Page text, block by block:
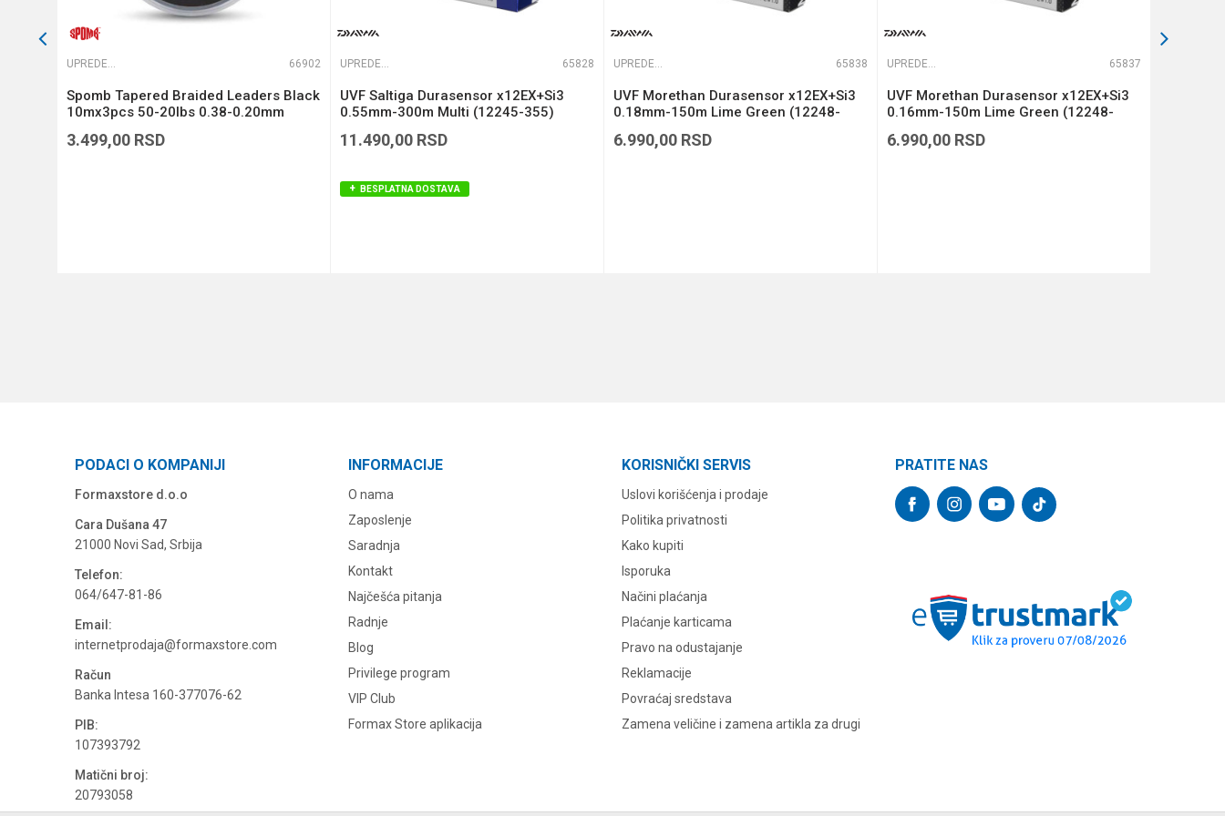
UPREDENE STRUNE 66902
Spomb Tapered Braided Leaders Black
10mx3pcs 50-20lbs 0.38-0.20mm
3.499,00 RSD
UPREDENE STRUNE 65828
UVF Saltiga Durasensor x12EX+Si3
0.55mm-300m Multi (12245-355)
11.490,00 RSD
BESPLATNA DOSTAVA
UPREDENE STRUNE 65838
UVF Morethan Durasensor x12EX+Si3
0.18mm-150m Lime Green (12248-
6.990,00 RSD
UPREDENE STRUNE 65837
UVF Morethan Durasensor x12EX+Si3
0.16mm-150m Lime Green (12248-
6.990,00 RSD
PODACI O KOMPANIJI
Formaxstore d.o.o
Cara Dušana 47
21000 Novi Sad, Srbija
Telefon:
064/647-81-86
Email:
internetprodaja@formaxstore.com
Račun
Banka Intesa 160-377076-62
PIB:
107393792
Matični broj:
20793058
INFORMACIJE
O nama
Zaposlenje
Saradnja
Kontakt
Najčešća pitanja
Radnje
Blog
Privilege program
VIP Club
Formax Store aplikacija
KORISNIČKI SERVIS
Uslovi korišćenja i prodaje
Politika privatnosti
Kako kupiti
Isporuka
Načini plaćanja
Plaćanje karticama
Pravo na odustajanje
Reklamacije
Povraćaj sredstava
Zamena veličine i zamena artikla za drugi
PRATITE NAS